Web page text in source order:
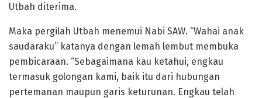
Utbah diterima.
Maka pergilah Utbah menemui Nabi SAW. “Wahai anak
saudaraku” katanya dengan lemah lembut membuka
pembicaraan. “Sebagaimana kau ketahui, engkau
termasuk golongan kami, baik itu dari hubungan
pertemanan maupun garis keturunan. Engkau telah